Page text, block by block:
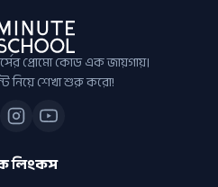
প্রোমো কোড এক জায়গায়।
শেখা শুরু করো!
লিংকস